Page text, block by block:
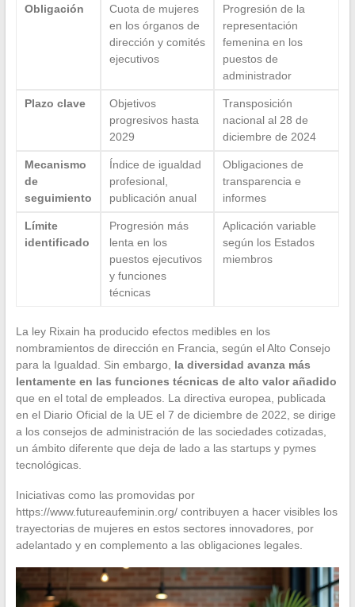
Obligación
Cuota de mujeres
en los órganos de
dirección y comités
ejecutivos
Progresión de la
representación
femenina en los
puestos de
administrador
Plazo clave
Objetivos
progresivos hasta
2029
Transposición
nacional al 28 de
diciembre de 2024
Mecanismo
de
seguimiento
Índice de igualdad
profesional,
publicación anual
Obligaciones de
transparencia e
informes
Límite
identificado
Progresión más
lenta en los
puestos ejecutivos
y funciones
técnicas
Aplicación variable
según los Estados
miembros
La ley Rixain ha producido efectos medibles en los
nombramientos de dirección en Francia, según el Alto Consejo
para la Igualdad. Sin embargo, la diversidad avanza más
lentamente en las funciones técnicas de alto valor añadido
que en el total de empleados. La directiva europea, publicada
en el Diario Oficial de la UE el 7 de diciembre de 2022, se dirige
a los consejos de administración de las sociedades cotizadas,
un ámbito diferente que deja de lado a las startups y pymes
tecnológicas.
Iniciativas como las promovidas por
https://www.futureaufeminin.org/ contribuyen a hacer visibles los
trayectorias de mujeres en estos sectores innovadores, por
adelantado y en complemento a las obligaciones legales.